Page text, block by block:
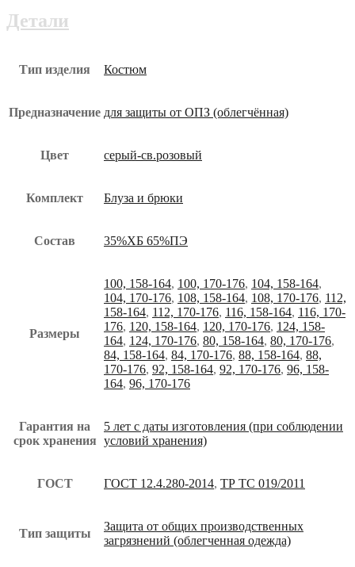
Детали
Тип изделия Костюм
Предназначение для защиты от ОПЗ (облегчённая)
Цвет серый-св.розовый
Комплект Блуза и брюки
Состав 35%ХБ 65%ПЭ
Размеры
100, 158-164, 100, 170-176, 104, 158-164,
104, 170-176, 108, 158-164, 108, 170-176, 112,
158-164, 112, 170-176, 116, 158-164, 116, 170-
176, 120, 158-164, 120, 170-176, 124, 158-
164, 124, 170-176, 80, 158-164, 80, 170-176,
84, 158-164, 84, 170-176, 88, 158-164, 88,
170-176, 92, 158-164, 92, 170-176, 96, 158-
164, 96, 170-176
Гарантия на
срок хранения
5 лет с даты изготовления (при соблюдении
условий хранения)
ГОСТ ГОСТ 12.4.280-2014, ТР ТС 019/2011
Тип защиты
Защита от общих производственных
загрязнений (облегченная одежда)